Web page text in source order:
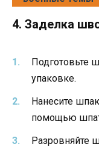
4. Заделка
Подготовьте
упаковке.
Нанесите
помощью
Разровняйте